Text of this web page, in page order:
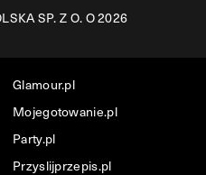
SP. Z O. O 2026
Glamour.pl
Mojegotowanie.pl
Party.pl
Przyslijprzepis.pl